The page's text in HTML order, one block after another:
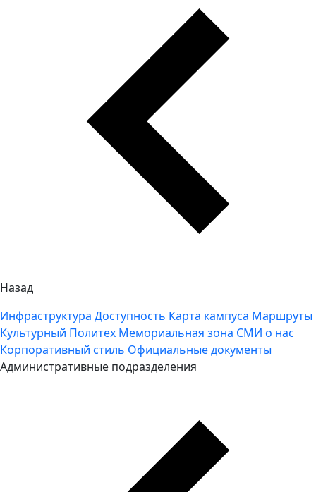
Назад
Инфраструктура Доступность Карта кампуса Маршруты
Культурный Политех Мемориальная зона СМИ о нас
Корпоративный стиль Официальные документы
Административные подразделения